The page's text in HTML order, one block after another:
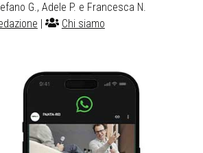
G., Adele P. e Francesca N.
Chi siamo